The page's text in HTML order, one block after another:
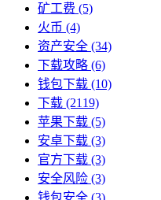
矿工费 (5)
火币 (4)
资产安全 (34)
下载攻略 (6)
钱包下载 (10)
下载 (2119)
苹果下载 (5)
安卓下载 (3)
官方下载 (3)
安全风险 (3)
钱包安全 (3)